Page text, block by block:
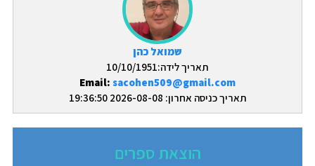
שמואל כהן
תאריך לידה:10/10/1951
Email: sacohen509@gmail.com
תאריך כניסה אחרון: 2026-08-08 19:36:50
הוצאת ספרים